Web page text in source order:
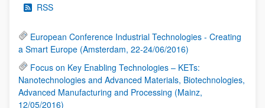
RSS
European Conference Industrial Technologies - Creating
a Smart Europe (Amsterdam, 22-24/06/2016)
Focus on Key Enabling Technologies – KETs:
Nanotechnologies and Advanced Materials, Biotechnologies,
Advanced Manufacturing and Processing (Mainz,
12/05/2016)